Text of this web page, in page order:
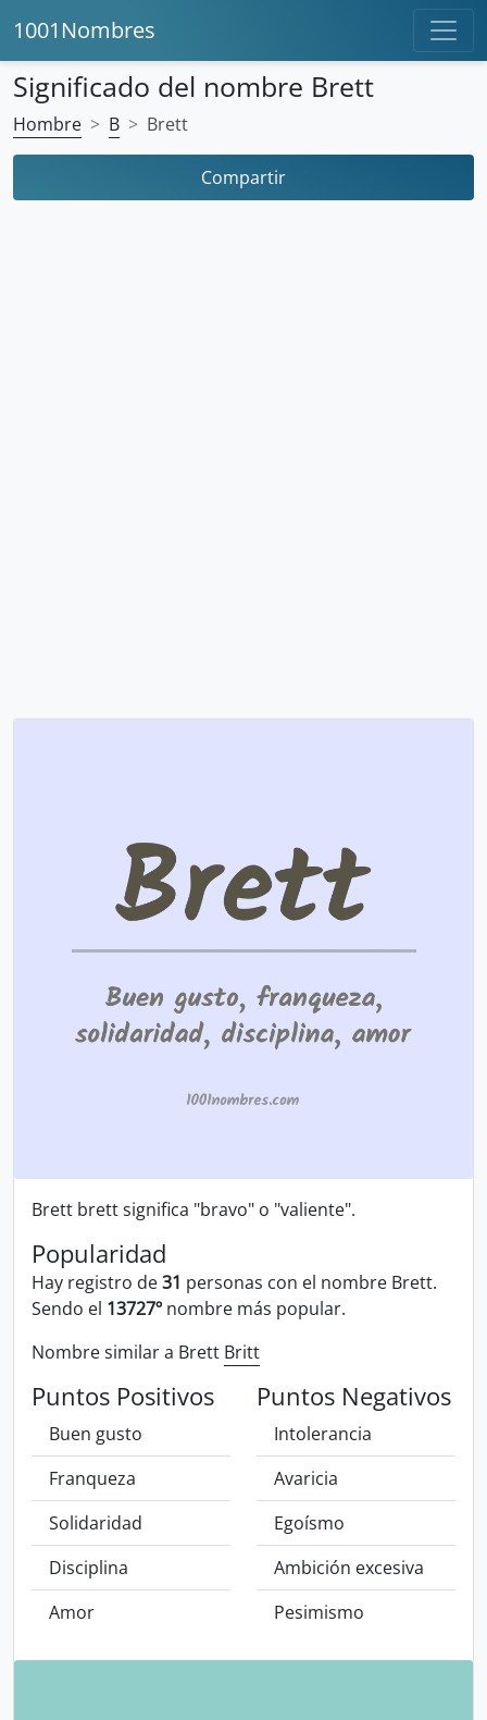
1001Nombres
Significado del nombre Brett
Hombre B Brett
Compartir
Brett brett significa "bravo" o "valiente".
Popularidad
Hay registro de31 personas con el nombre Brett.
Sendo el 13727º nombre más popular.
Nombre similar a Brett Britt
Puntos Positivos
Buen gusto
Franqueza
Solidaridad
Disciplina
Amor
Puntos Negativos
Intolerancia
Avaricia
Egoísmo
Ambición excesiva
Pesimismo